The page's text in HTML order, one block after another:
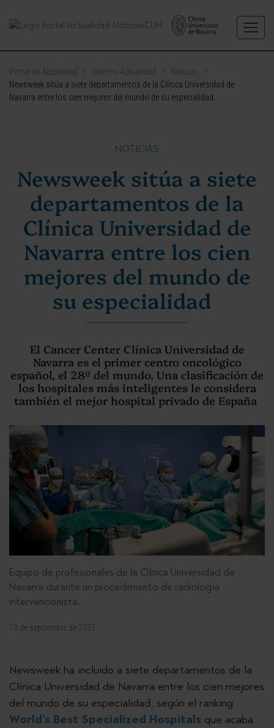
Portal de Actualidad > Somos Actualidad > Noticias
>
Newsweek sitúa a siete departamentos de la Clínica Universidad de
Navarra entre los cien mejores del mundo de su especialidad
NOTICIAS
Newsweek sitúa a siete
departamentos de la
Clínica Universidad de
Navarra entre los cien
mejores del mundo de
su especialidad
El Cancer Center Clínica Universidad de
Navarra es el primer centro oncológico
español, el 28º del mundo. Una clasificación de
los hospitales más inteligentes le considera
también el mejor hospital privado de España
Equipo de profesionales de la Clínica Universidad de
Navarra durante un procedimiento de radiología
intervencionista.
13 de septiembre de 2023
Newsweek ha incluido a siete departamentos de la
Clínica Universidad de Navarra entre los cien mejores
del mundo de su especialidad, según el ranking
World’s Best Specialized Hospitals que acaba